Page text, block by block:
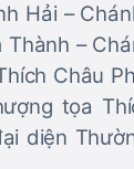
Hải –
–
Châu
tọa
diện